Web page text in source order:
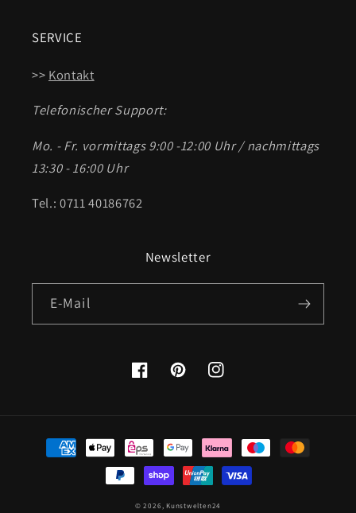
SERVICE
>> Kontakt
Telefonischer Support:
Mo. - Fr. vormittags 9:00 -12:00 Uhr / nachmittags
13:30 - 16:00 Uhr
Tel.: 0711 40186762
Newsletter
E-Mail
FacebookPinterestInstagram
Zahlungsmethoden
© 2026,Kunstwelten24